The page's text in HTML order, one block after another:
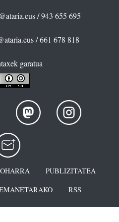
/ 943 655 695
/ 661 678 818
garatua
PUBLIZITATEA
RSS